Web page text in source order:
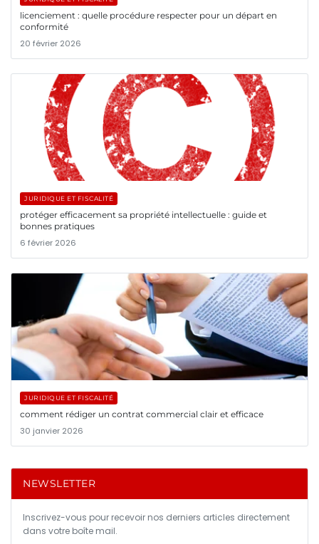
licenciement : quelle procédure respecter pour un départ en
conformité
20 février 2026
JURIDIQUE ET FISCALITÉ
protéger efficacement sa propriété intellectuelle : guide et
bonnes pratiques
6 février 2026
JURIDIQUE ET FISCALITÉ
comment rédiger un contrat commercial clair et efficace
30 janvier 2026
NEWSLETTER
Inscrivez-vous pour recevoir nos derniers articles directement
dans votre boîte mail.